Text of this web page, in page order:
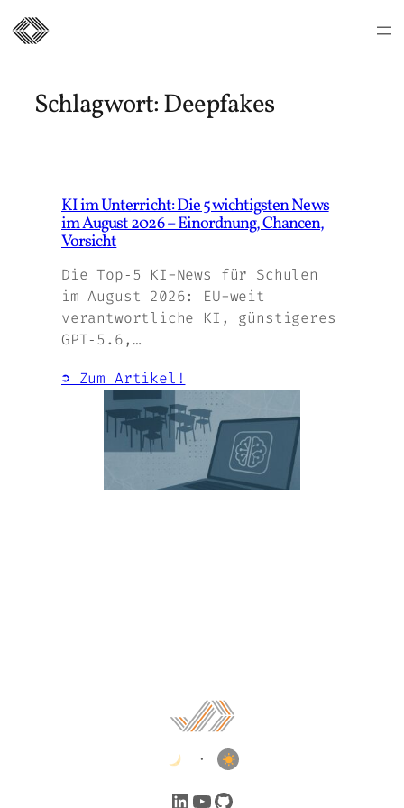
Inhalt
springen
Schlagwort:Deepfakes
KI im Unterricht: Die 5 wichtigsten News
im August 2026 – Einordnung, Chancen,
Vorsicht
Die Top‑5 KI-News für Schulen
im August 2026: EU-weit
verantwortliche KI, günstigeres
GPT‑5.6,…
➲ Zum Artikel!
•
LinkedIn YouTube GitHub